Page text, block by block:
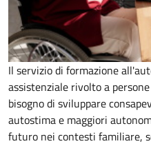
Il servizio di formazione
assistenziale rivolto a
bisogno di sviluppare
autostima e maggiori
futuro nei contesti familiare,